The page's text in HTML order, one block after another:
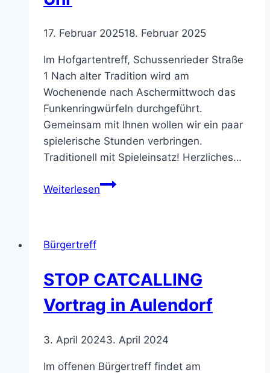
17. Februar 202518. Februar 2025
Im Hofgartentreff, Schussenrieder Straße
1 Nach alter Tradition wird am
Wochenende nach Aschermittwoch das
Funkenringwürfeln durchgeführt.
Gemeinsam mit Ihnen wollen wir ein paar
spielerische Stunden verbringen.
Traditionell mit Spieleinsatz! Herzliches…
WeiterlesenFunkenringwürfeln
13
Uhr
Bürgertreff
STOP CATCALLING
Vortrag in Aulendorf
3. April 20243. April 2024
Im offenen Bürgertreff findet am